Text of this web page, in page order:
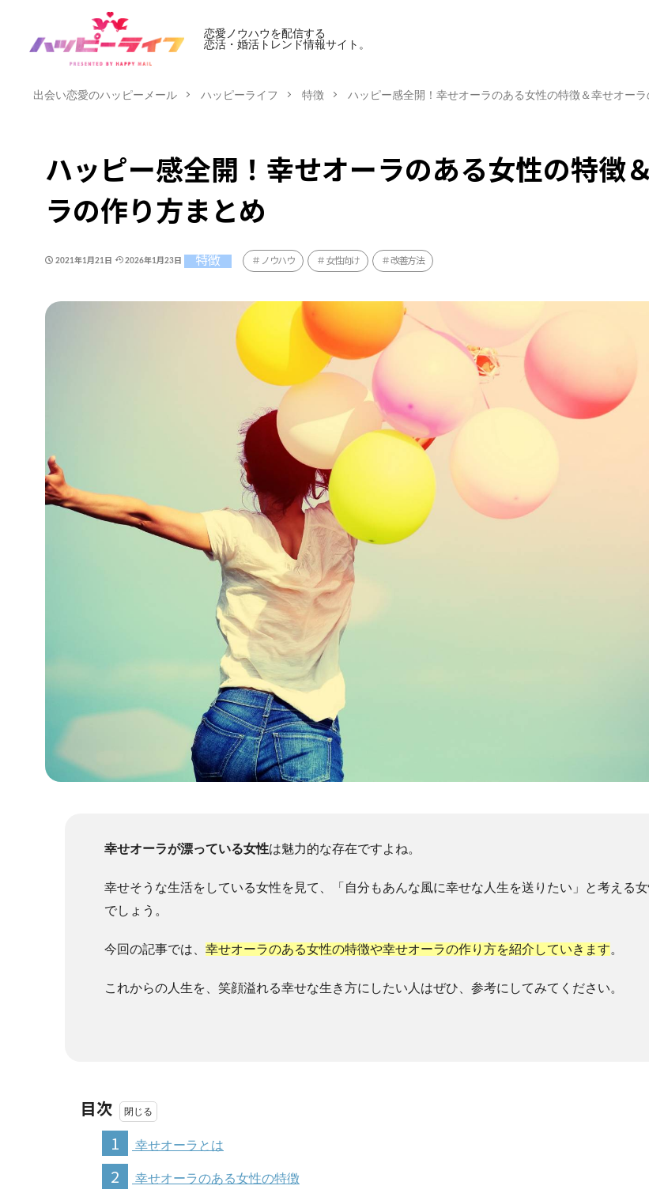
恋愛ノウハウを配信する
恋活・婚活トレンド情報サイト。
出会い恋愛のハッピーメール ハッピーライフ 特徴 ハッピー感全開！幸せオーラのある女性の特徴＆幸せオー
ハッピー感全開！幸せオーラのある女性の特徴
ラの作り方まとめ
2021年1月21日 2026年1月23日 特徴 ノウハウ 女性向け 改善方法
幸せオーラが漂っている女性は魅力的な存在ですよね。
幸せそうな生活をしている女性を見て、「自分もあんな風に幸せな人生を送りたい」と考える
でしょう。
今回の記事では、 幸せオーラのある女性の特徴や幸せオーラの作り方を紹介していきます。
これからの人生を、笑顔溢れる幸せな生き方にしたい人はぜひ、参考にしてみてください。
目次
1
幸せオーラとは
2 幸せオーラのある女性の特徴